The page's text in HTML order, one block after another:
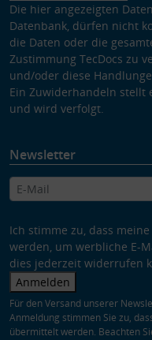
Die hier angezeigten
Datenbank, dürfen nicht
die Daten oder die
Zustimmung TecDocs zu
und/oder diese
Ein Zuwiderhandeln stellt
und wird verfolgt.
Newsletter
Ich stimme zu, dass
werden, um werbliche E-
dies jederzeit widerrufen
Anmelden
Für den Versand unserer
Anmeldung stimmen Sie zu,
übermittelt werden. Beachten